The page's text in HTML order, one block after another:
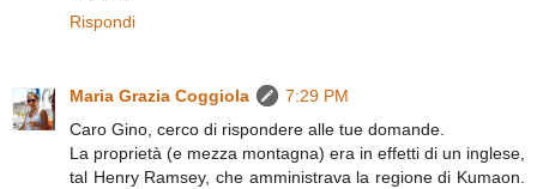
Rispondi
Maria Grazia Coggiola
7:29 PM
Caro Gino, cerco di rispondere alle tue domande.
La proprietà (e mezza montagna) era in effetti di un inglese,
tal Henry Ramsey, che amministrava la regione di Kumaon.